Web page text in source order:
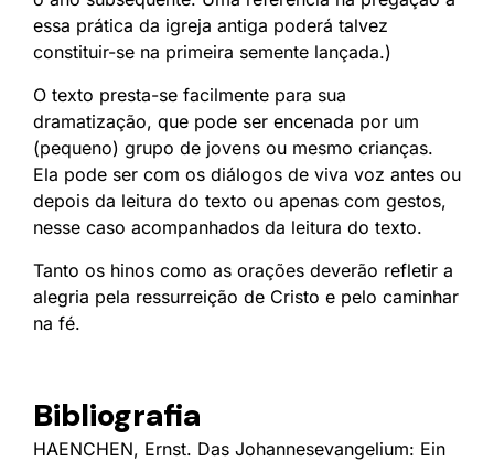
essa prática da igreja antiga poderá talvez
constituir-se na primeira semente lançada.)
O texto presta-se facilmente para sua
dramatização, que pode ser encenada por um
(pequeno) grupo de jovens ou mesmo crianças.
Ela pode ser com os diálogos de viva voz antes ou
depois da leitura do texto ou apenas com gestos,
nesse caso acompanhados da leitura do texto.
Tanto os hinos como as orações deverão refletir a
alegria pela ressurreição de Cristo e pelo caminhar
na fé.
Bibliografia
HAENCHEN, Ernst. Das Johannesevangelium: Ein